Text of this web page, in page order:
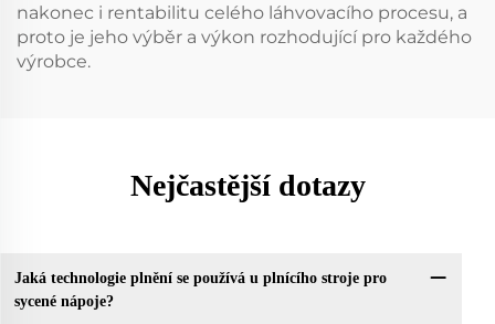
nakonec i rentabilitu celého láhvovacího procesu, a
proto je jeho výběr a výkon rozhodující pro každého
výrobce.
Nejčastější dotazy
Jaká technologie plnění se používá u plnícího stroje pro
sycené nápoje?